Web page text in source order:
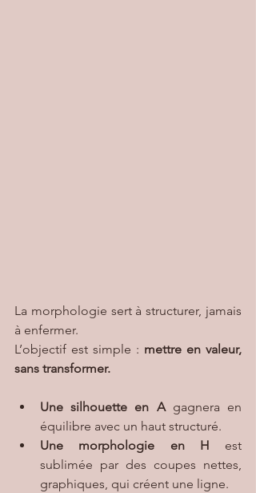
La morphologie sert à structurer, jamais
à enfermer.
L’objectif est simple : mettre en valeur,
sans transformer.
Une silhouette en A gagnera en
équilibre avec un haut structuré.
Une morphologie en H est
sublimée par des coupes nettes,
graphiques, qui créent une ligne.